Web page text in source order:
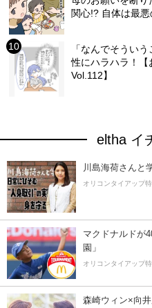
関心!? 自体は最
「なんでそうい
性にハラハラ！【
Vol.112】
eltha イ
川島海荷さんと
オリコンタイアップ
マクドナルドが
園」
オリコンタイアップ
森崎ウィン×向